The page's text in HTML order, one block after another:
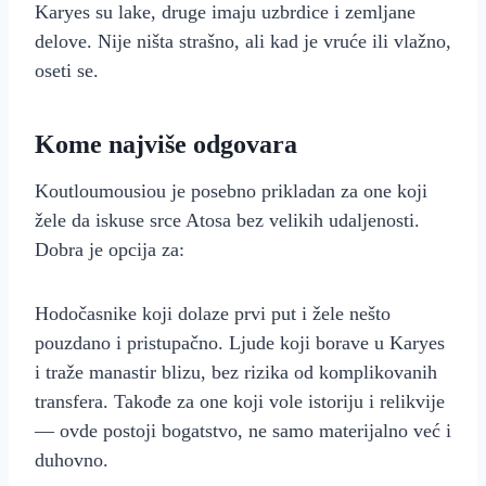
Karyes su lake, druge imaju uzbrdice i zemljane
delove. Nije ništa strašno, ali kad je vruće ili vlažno,
oseti se.
Kome najviše odgovara
Koutloumousiou je posebno prikladan za one koji
žele da iskuse srce Atosa bez velikih udaljenosti.
Dobra je opcija za:
Hodočasnike koji dolaze prvi put i žele nešto
pouzdano i pristupačno. Ljude koji borave u Karyes
i traže manastir blizu, bez rizika od komplikovanih
transfera. Takođe za one koji vole istoriju i relikvije
— ovde postoji bogatstvo, ne samo materijalno već i
duhovno.